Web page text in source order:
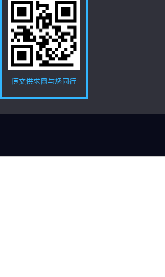
博文供求网与您同行